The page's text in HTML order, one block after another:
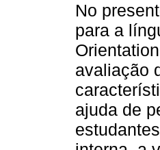
No
para a
avaliação
ajuda de